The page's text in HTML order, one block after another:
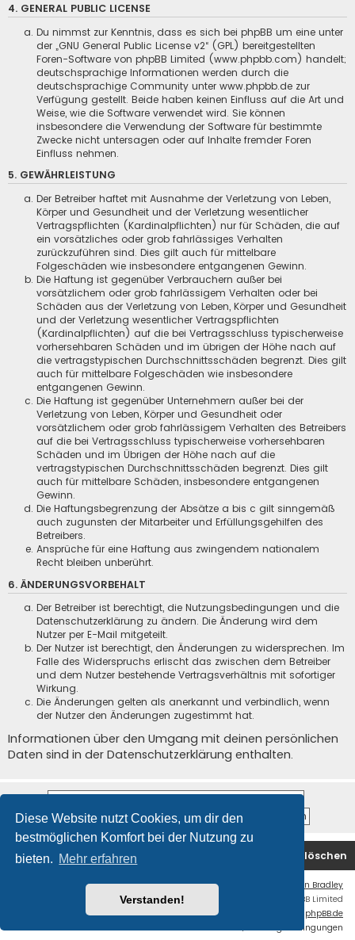
Diese Website nutzt Cookies, um dir den
bestmöglichen Komfort bei der Nutzung zu
bieten. Mehr erfahren
Verstanden!
4. GENERAL PUBLIC LICENSE
Du nimmst zur Kenntnis, dass es sich bei phpBB um eine unter
der „GNU General Public License v2“ (GPL) bereitgestellten
Foren-Software von phpBB Limited (www.phpbb.com) handelt;
deutschsprachige Informationen werden durch die
deutschsprachige Community unter www.phpbb.de zur
Verfügung gestellt. Beide haben keinen Einfluss auf die Art und
Weise, wie die Software verwendet wird. Sie können
insbesondere die Verwendung der Software für bestimmte
Zwecke nicht untersagen oder auf Inhalte fremder Foren
Einfluss nehmen.
5. GEWÄHRLEISTUNG
Der Betreiber haftet mit Ausnahme der Verletzung von Leben,
Körper und Gesundheit und der Verletzung wesentlicher
Vertragspflichten (Kardinalpflichten) nur für Schäden, die auf
ein vorsätzliches oder grob fahrlässiges Verhalten
zurückzuführen sind. Dies gilt auch für mittelbare
Folgeschäden wie insbesondere entgangenen Gewinn.
Die Haftung ist gegenüber Verbrauchern außer bei
vorsätzlichem oder grob fahrlässigem Verhalten oder bei
Schäden aus der Verletzung von Leben, Körper und Gesundheit
und der Verletzung wesentlicher Vertragspflichten
(Kardinalpflichten) auf die bei Vertragsschluss typischerweise
vorhersehbaren Schäden und im übrigen der Höhe nach auf
die vertragstypischen Durchschnittsschäden begrenzt. Dies gilt
auch für mittelbare Folgeschäden wie insbesondere
entgangenen Gewinn.
Die Haftung ist gegenüber Unternehmern außer bei der
Verletzung von Leben, Körper und Gesundheit oder
vorsätzlichem oder grob fahrlässigem Verhalten des Betreibers
auf die bei Vertragsschluss typischerweise vorhersehbaren
Schäden und im Übrigen der Höhe nach auf die
vertragstypischen Durchschnittsschäden begrenzt. Dies gilt
auch für mittelbare Schäden, insbesondere entgangenen
Gewinn.
Die Haftungsbegrenzung der Absätze a bis c gilt sinngemäß
auch zugunsten der Mitarbeiter und Erfüllungsgehilfen des
Betreibers.
Ansprüche für eine Haftung aus zwingendem nationalem
Recht bleiben unberührt.
6. ÄNDERUNGSVORBEHALT
Der Betreiber ist berechtigt, die Nutzungsbedingungen und die
Datenschutzerklärung zu ändern. Die Änderung wird dem
Nutzer per E-Mail mitgeteilt.
Der Nutzer ist berechtigt, den Änderungen zu widersprechen. Im
Falle des Widerspruchs erlischt das zwischen dem Betreiber
und dem Nutzer bestehende Vertragsverhältnis mit sofortiger
Wirkung.
Die Änderungen gelten als anerkannt und verbindlich, wenn
der Nutzer den Änderungen zugestimmt hat.
Informationen über den Umgang mit deinen persönlichen
Daten sind in der Datenschutzerklärung enthalten.
Startseite Foren-Übersicht Alle Cookies löschen
Ian Bradley
Powered byphpBB
® Forum Software © phpBB Limited
Deutsche Übersetzung durch phpBB.de
Nutzungsbedingungen